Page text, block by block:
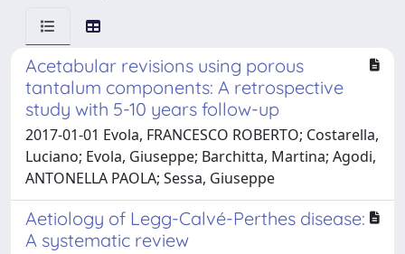
Acetabular revisions using porous
tantalum components: A retrospective
study with 5-10 years follow-up
2017-01-01 Evola, FRANCESCO ROBERTO; Costarella,
Luciano; Evola, Giuseppe; Barchitta, Martina; Agodi,
ANTONELLA PAOLA; Sessa, Giuseppe
Aetiology of Legg-Calvé-Perthes disease:
A systematic review